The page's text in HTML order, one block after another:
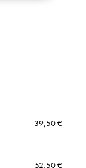
39,50 €
52,50 €